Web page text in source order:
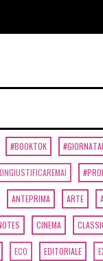
#BOOKTOK
ANTEPRIMA ARTE
CINEMA
ECO EDITORIALE